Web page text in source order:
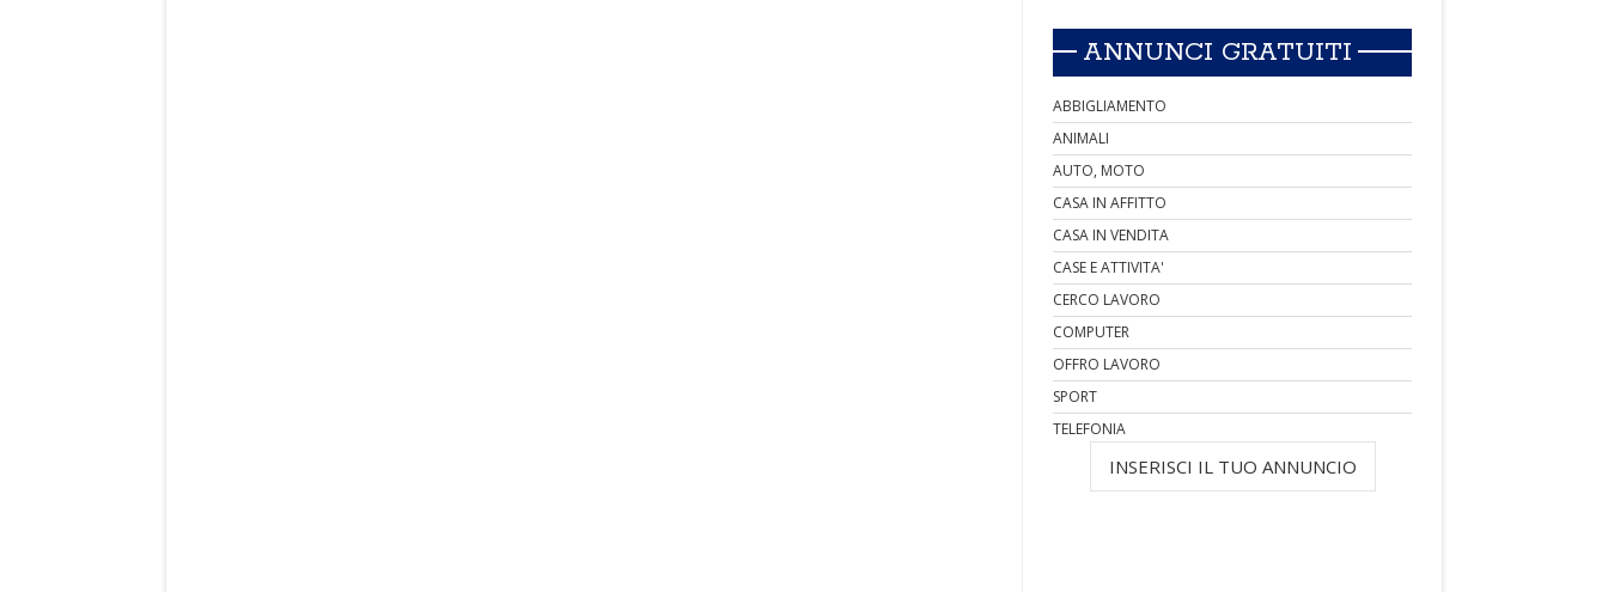
ANNUNCI GRATUITI
ABBIGLIAMENTO
ANIMALI
AUTO, MOTO
CASA IN AFFITTO
CASA IN VENDITA
CASE E ATTIVITA'
CERCO LAVORO
COMPUTER
OFFRO LAVORO
SPORT
TELEFONIA
INSERISCI IL TUO ANNUNCIO